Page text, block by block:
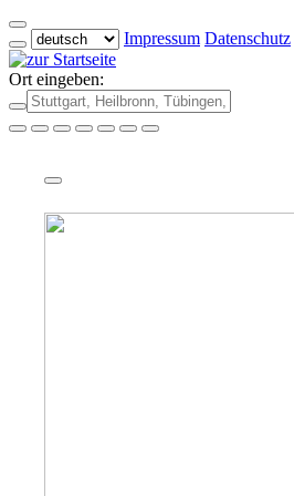
Impressum Datenschutz
Ort eingeben: